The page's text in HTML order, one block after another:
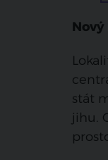
stát
jihu.